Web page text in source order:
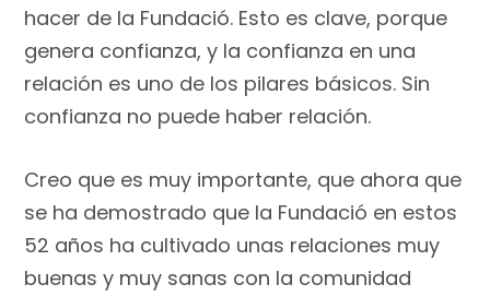
hacer de la Fundació. Esto es clave, porque
genera confianza, y la confianza en una
relación es uno de los pilares básicos. Sin
confianza no puede haber relación.
Creo que es muy importante, que ahora que
se ha demostrado que la Fundació en estos
52 años ha cultivado unas relaciones muy
buenas y muy sanas con la comunidad